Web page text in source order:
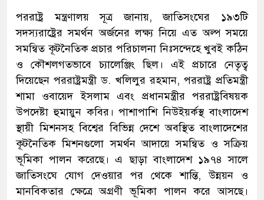
পররাষ্ট্র মন্ত্রণালয় সূত্র জানায়, জাতিসংঘের ১৯৩টি
সদস্যরাষ্ট্রের সমর্থন অর্জনের লক্ষ্য নিয়ে এত অল্প সময়ে
সমন্বিত কূটনৈতিক প্রচার পরিচালনা নিঃসন্দেহে খুবই কঠিন
ও কৌশলগতভাবে চ্যালেঞ্জিং ছিল। এই প্রচারে নেতৃত্ব
দিয়েছেন পররাষ্ট্রমন্ত্রী ড. খলিলুর রহমান, পররাষ্ট্র প্রতিমন্ত্রী
শামা ওবায়েদ ইসলাম এবং প্রধানমন্ত্রীর পররাষ্ট্রবিষয়ক
উপদেষ্টা হুমায়ুন কবির। পাশাপাশি নিউইয়র্কস্থ বাংলাদেশ
স্থায়ী মিশনসহ বিশ্বের বিভিন্ন দেশে অবস্থিত বাংলাদেশের
কূটনৈতিক মিশনগুলো সমর্থন আদায়ে সমন্বিত ও সক্রিয়
ভূমিকা পালন করেছে। এ ছাড়া বাংলাদেশ ১৯৭৪ সালে
জাতিসংঘে যোগ দেওয়ার পর থেকে শান্তি, উন্নয়ন ও
মানবিকতার ক্ষেত্রে অগ্রণী ভূমিকা পালন করে আসছে।